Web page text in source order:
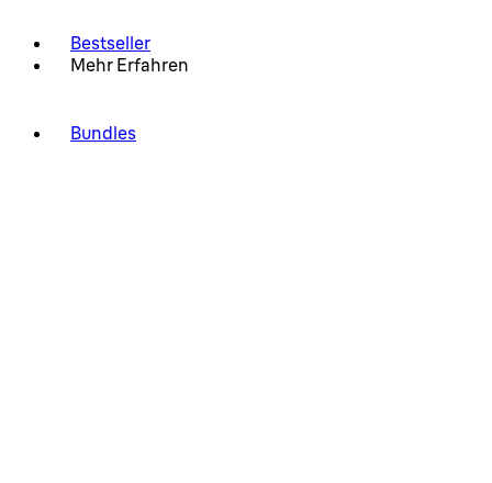
Bestseller
Mehr Erfahren
Bundles